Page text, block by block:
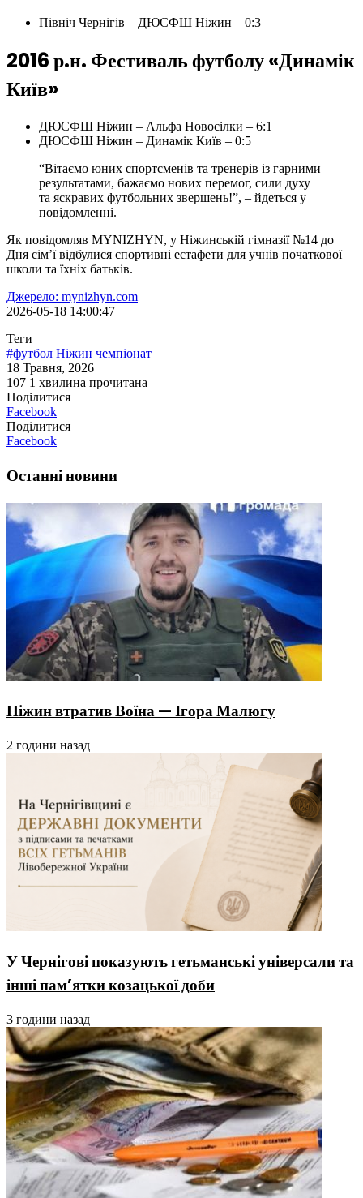
Північ Чернігів – ДЮСФШ Ніжин – 0:3
2016 р.н. Фестиваль футболу «Динамік
Київ»
ДЮСФШ Ніжин – Альфа Новосілки – 6:1
ДЮСФШ Ніжин – Динамік Київ – 0:5
“Вітаємо юних спортсменів та тренерів із гарними
результатами, бажаємо нових перемог, сили духу
та яскравих футбольних звершень!”, – йдеться у
повідомленні.
Як повідомляв MYNIZHYN, у Ніжинській гімназії №14 до
Дня сім’ї відбулися спортивні естафети для учнів початкової
школи та їхніх батьків.
Джерело: mynizhyn.com
2026-05-18 14:00:47
Теги
#футбол Ніжин чемпіонат
18 Травня, 2026
107 1 хвилина прочитана
Поділитися
Facebook
Поділитися
Facebook
Останні новини
Ніжин втратив Воїна — Ігора Малюгу
2 години назад
У Чернігові показують гетьманські універсали та
інші пам’ятки козацької доби
3 години назад